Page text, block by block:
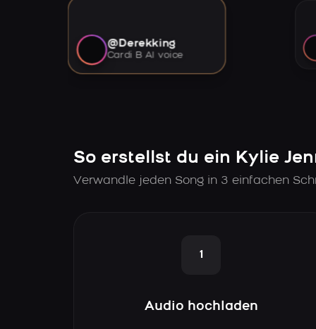
@Derekking
Cardi B AI voice
So erstellst du ein Kylie
Verwandle jeden Song in 3 einfachen
1
Audio hochladen